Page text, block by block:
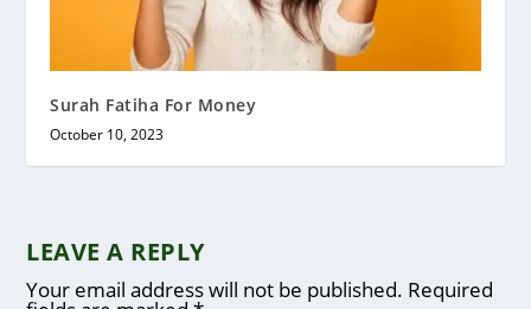
Surah Fatiha For Money
October 10, 2023
LEAVE A REPLY
Your email address will not be published. Required